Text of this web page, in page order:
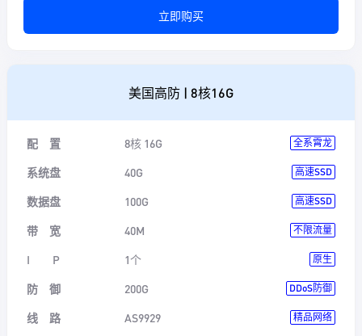
立即购买
美国高防 | 8核16G
配 置 8核 16G 全系霄龙
系统盘 40G 高速SSD
数据盘 100G 高速SSD
带 宽 40M 不限流量
I P 1个 原生
防 御 200G DDoS防御
线 路 AS9929 精品网络